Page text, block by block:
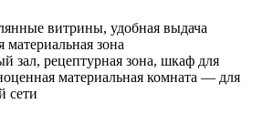
витрины, удобная выдача
материальная зона
зал, рецептурная зона, шкаф для
материальная комната — для
сети